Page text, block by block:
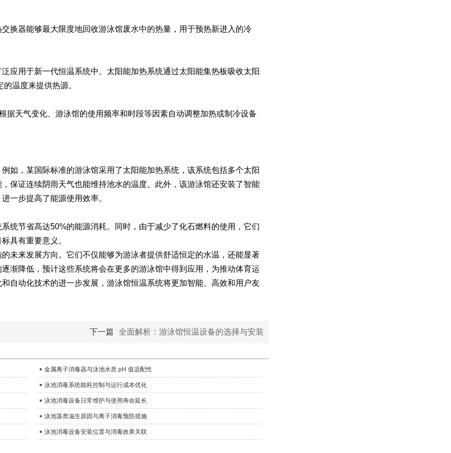
器能够最大限度地回收游泳馆废水中的热量，用于预热新进入的冷
用于新一代恒温系统中。太阳能加热系统通过太阳能集热板吸收太阳
温度来提供热源。
天气变化、游泳馆的使用频率和时段等因素自动调整加热或制冷设备
，某国际标准的游泳馆采用了太阳能加热系统，该系统包括多个太阳
保证连续阴雨天气也能维持池水的温度。此外，该游泳馆还安装了智能
一步提高了能源使用效率。
节省高达50%的能源消耗。同时，由于减少了化石燃料的使用，它们
具有重要意义。
来发展方向。它们不仅能够为游泳者提供舒适恒定的水温，还能显著
渐降低，预计这些系统将会在更多的游泳馆中得到应用，为推动体育运
自动化技术的进一步发展，游泳馆恒温系统将更加智能、高效和用户友
下一篇 全面解析：游泳馆恒温设备的选择与安装
金属离子消毒器与泳池水质 pH 值适配性
泳池消毒系统能耗控制与运行成本优化
泳池消毒设备日常维护与使用寿命延长
泳池藻类滋生原因与离子消毒预防措施
泳池消毒设备安装位置与消毒效果关联